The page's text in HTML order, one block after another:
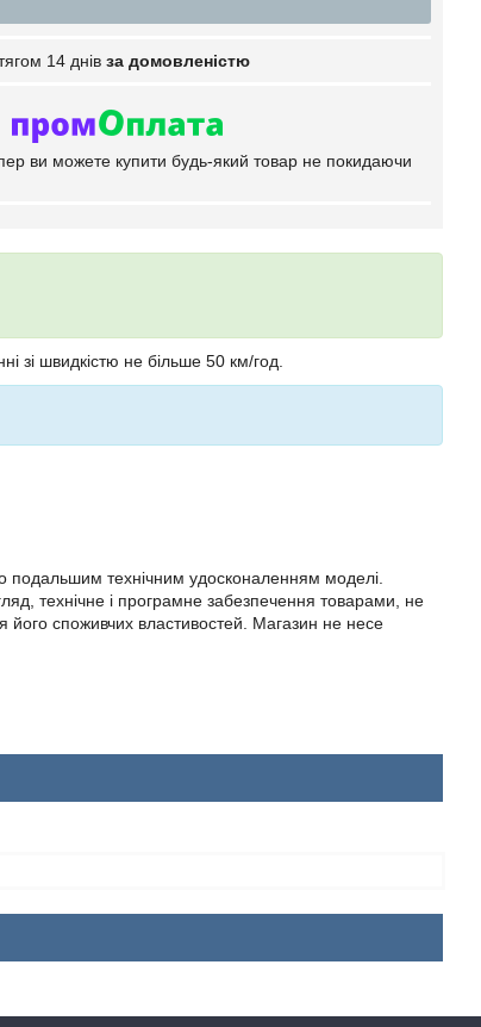
14 днів за домовленістю
ви можете купити будь-який товар не покидаючи
зі швидкістю не більше 50 км/год.
подальшим технічним удосконаленням моделі.
технічне і програмне забезпечення товарами, не
його споживчих властивостей. Магазин не несе